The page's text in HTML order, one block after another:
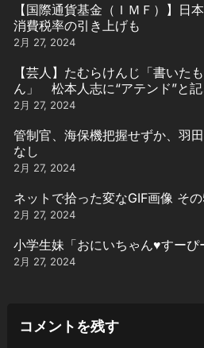
【国際通貨基金（ＩＭＦ）】日
消費税率の引き上げも
2月 27, 2024
【芸人】たむらけんじ「書いた
ん」 松本人志に“アテンド”と
用
2月 27, 2024
管制官、海保機把握せずか、羽
なし
2月 27, 2024
ネットで拾った変なGIF画像 そ
2月 27, 2024
小学生妹「おにいちゃん♥️すーぴ
2月 27, 2024
コメントを残す